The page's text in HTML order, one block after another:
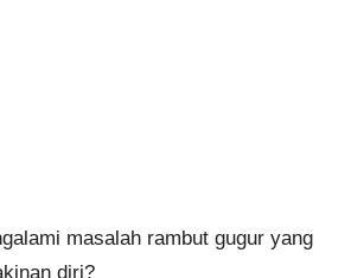
masalah rambut gugur yang
diri?